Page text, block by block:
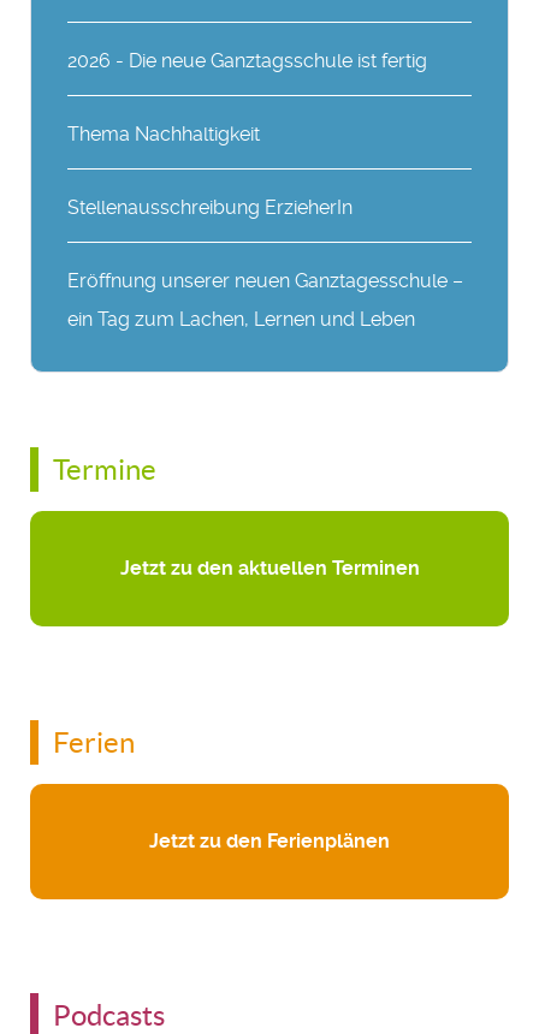
2026 - Die neue Ganztagsschule ist fertig
Thema Nachhaltigkeit
Stellenausschreibung ErzieherIn
Eröffnung unserer neuen Ganztagesschule –
ein Tag zum Lachen, Lernen und Leben
Termine
Jetzt zu den aktuellen Terminen
Ferien
Jetzt zu den Ferienplänen
Podcasts